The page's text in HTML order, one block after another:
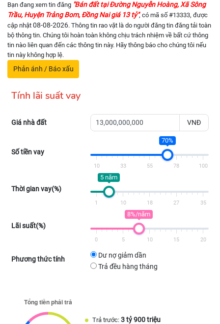
Bạn đang xem tin đăng "Bán đất tại Đường Nguyễn Hoàng, Xã Sông
Trầu, Huyện Trảng Bom, Đồng Nai giá 13 tỷ", có mã số #13333, được
cập nhật 08-08-2026. Thông tin rao vặt là do người đăng tin đăng tải toàn
bộ thông tin. Chúng tôi hoàn toàn không chịu trách nhiệm về bất cứ thông
tin nào liên quan đến các thông tin này. Hãy thông báo cho chúng tôi nếu
tin này không hợp lệ.
Phản ánh / Báo xấu
Tính lãi suất vay
Giá nhà đất VNĐ
Số tiền vay
70%
10 33 55 78 100
Thời gian vay(%)
5 năm
1 10 18 27 35
Lãi suất(%)
8%/năm
0 5 10 15 20
Phương thức tính
Dư nợ giảm dần
Trả đều hàng tháng
Trả trước: 3 tỷ 900 triệu